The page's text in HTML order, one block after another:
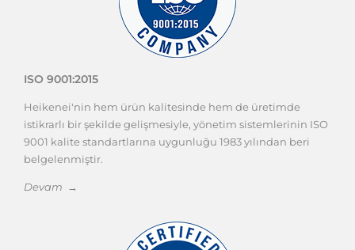
ISO 9001:2015
Heikenei'nin hem ürün kalitesinde hem de üretimde
istikrarlı bir şekilde gelişmesiyle, yönetim sistemlerinin ISO
9001 kalite standartlarına uygunluğu 1983 yılından beri
belgelenmiştir.
Devam →